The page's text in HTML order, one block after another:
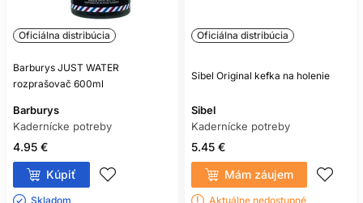
Oficiálna distribúcia
Barburys JUST WATER
rozprašovač 600ml
Barburys
Kadernícke potreby
4.95 €
Kúpiť
Skladom ㅤ
Oficiálna distribúcia
Sibel Original kefka na holenie
Sibel
Kadernícke potreby
5.45 €
Mám záujem
Aktuálne nedostupné